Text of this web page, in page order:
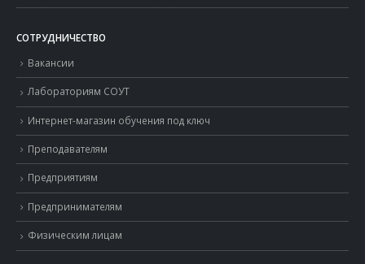
СОТРУДНИЧЕСТВО
Вакансии
Лабораториям СОУТ
Интернет-магазин обучения под ключ
Преподавателям
Предприятиям
Предпринимателям
Физическим лицам